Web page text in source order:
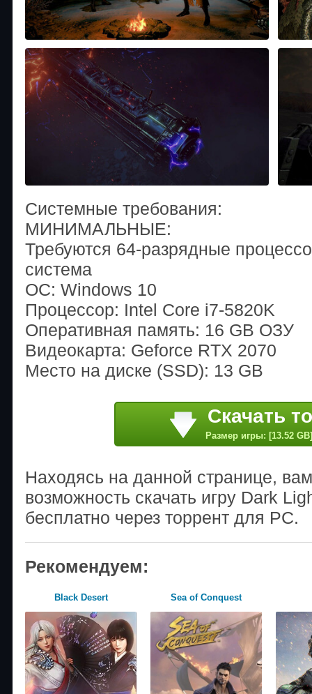
Системные требования:
МИНИМАЛЬНЫЕ:
Требуются 64-разрядные
система
ОС: Windows 10
Процессор: Intel Core i7-5820K
Оперативная память: 16 GB ОЗУ
Видеокарта: Geforce RTX 2070
Место на диске (SSD): 13 GB
Скачать
Размер игры: [13.52 GB]
Находясь на данной странице,
возможность скачать игру Dark
бесплатно через торрент для PC.
Рекомендуем:
Black Desert Sea of Conquest